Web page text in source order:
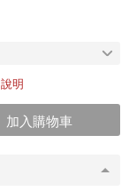
說明
加入購物車